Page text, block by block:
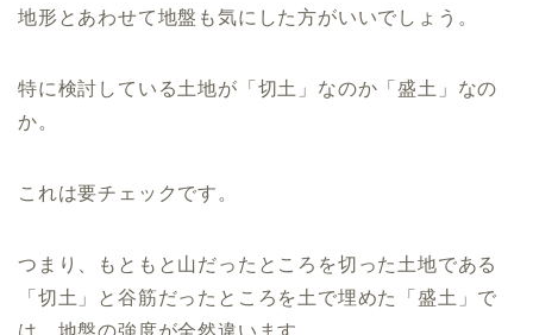
地形とあわせて地盤も気にした方がいいでしょう。
特に検討している土地が「切土」なのか「盛土」なの
か。
これは要チェックです。
つまり、もともと山だったところを切った土地である
「切土」と谷筋だったところを土で埋めた「盛土」で